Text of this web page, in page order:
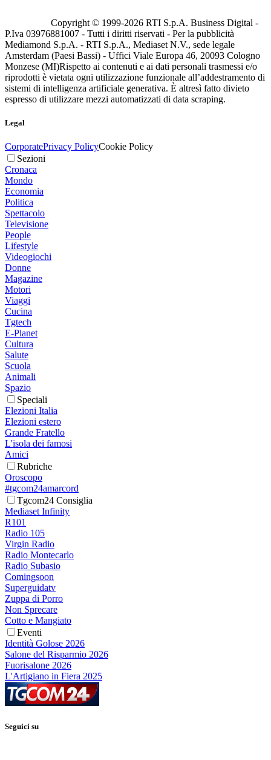
Copyright © 1999-2026 RTI S.p.A. Business Digital -
P.Iva 03976881007 - Tutti i diritti riservati - Per la pubblicità
Mediamond S.p.A. - RTI S.p.A., Mediaset N.V., sede legale
Amsterdam (Paesi Bassi) - Uffici Viale Europa 46, 20093 Cologno
Monzese (MI)Rispetto ai contenuti e ai dati personali trasmessi e/o
riprodotti è vietata ogni utilizzazione funzionale all’addestramento di
sistemi di intelligenza artificiale generativa. È altresì fatto divieto
espresso di utilizzare mezzi automatizzati di data scraping.
Legal
CorporatePrivacy PolicyCookie Policy
Sezioni
Cronaca
Mondo
Economia
Politica
Spettacolo
Televisione
People
Lifestyle
Videogiochi
Donne
Magazine
Motori
Viaggi
Cucina
Tgtech
E-Planet
Cultura
Salute
Scuola
Animali
Spazio
Speciali
Elezioni Italia
Elezioni estero
Grande Fratello
L'isola dei famosi
Amici
Rubriche
Oroscopo
#tgcom24amarcord
Tgcom24 Consiglia
Mediaset Infinity
R101
Radio 105
Virgin Radio
Radio Montecarlo
Radio Subasio
Comingsoon
Superguidatv
Zuppa di Porro
Non Sprecare
Cotto e Mangiato
Eventi
Identità Golose 2026
Salone del Risparmio 2026
Fuorisalone 2026
L'Artigiano in Fiera 2025
Seguici su